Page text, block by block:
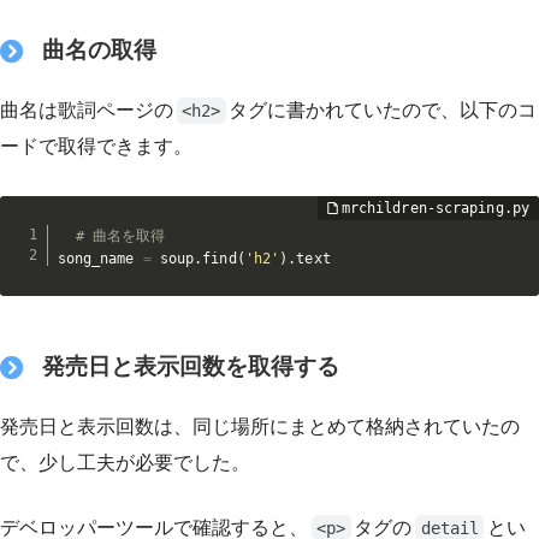
曲名の取得
曲名は歌詞ページの <h2> タグに書かれていたので、以下のコ
ードで取得できます。
# 曲名を取得
song_name = soup. find ( 'h2' ) .text
発売日と表示回数を取得する
発売日と表示回数は、同じ場所にまとめて格納されていたの
で、少し工夫が必要でした。
デベロッパーツールで確認すると、 <p> タグの detail
とい